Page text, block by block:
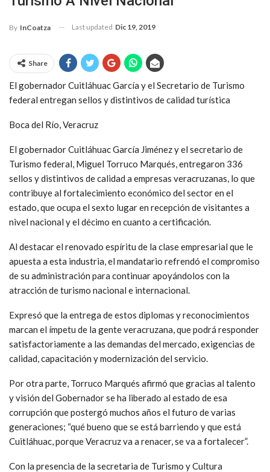
By InCoatza Last updated Dic 19, 2019
Share
El gobernador Cuitláhuac García y el Secretario de Turismo
federal entregan sellos y distintivos de calidad turística
Boca del Río, Veracruz
El gobernador Cuitláhuac García Jiménez y el secretario de
Turismo federal, Miguel Torruco Marqués, entregaron 336
sellos y distintivos de calidad a empresas veracruzanas, lo que
contribuye al fortalecimiento económico del sector en el
estado, que ocupa el sexto lugar en recepción de visitantes a
nivel nacional y el décimo en cuanto a certificación.
Al destacar el renovado espíritu de la clase empresarial que le
apuesta a esta industria, el mandatario refrendó el compromiso
de su administración para continuar apoyándolos con la
atracción de turismo nacional e internacional.
Expresó que la entrega de estos diplomas y reconocimientos
marcan el ímpetu de la gente veracruzana, que podrá responder
satisfactoriamente a las demandas del mercado, exigencias de
calidad, capacitación y modernización del servicio.
Por otra parte, Torruco Marqués afirmó que gracias al talento
y visión del Gobernador se ha liberado al estado de esa
corrupción que postergó muchos años el futuro de varias
generaciones; “qué bueno que se está barriendo y que está
Cuitláhuac, porque Veracruz va a renacer, se va a fortalecer”.
Con la presencia de la secretaria de Turismo y Cultura